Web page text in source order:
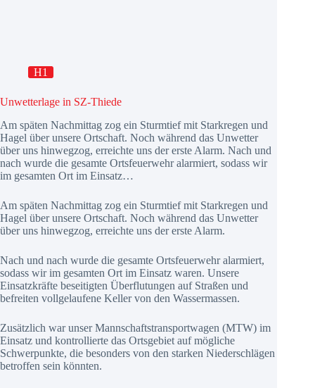
H1
Unwetterlage in SZ-Thiede
Am späten Nachmittag zog ein Sturmtief mit Starkregen und
Hagel über unsere Ortschaft. Noch während das Unwetter
über uns hinwegzog, erreichte uns der erste Alarm. Nach und
nach wurde die gesamte Ortsfeuerwehr alarmiert, sodass wir
im gesamten Ort im Einsatz…
Am späten Nachmittag zog ein Sturmtief mit Starkregen und
Hagel über unsere Ortschaft. Noch während das Unwetter
über uns hinwegzog, erreichte uns der erste Alarm.
Nach und nach wurde die gesamte Ortsfeuerwehr alarmiert,
sodass wir im gesamten Ort im Einsatz waren. Unsere
Einsatzkräfte beseitigten Überflutungen auf Straßen und
befreiten vollgelaufene Keller von den Wassermassen.
Zusätzlich war unser Mannschaftstransportwagen (MTW) im
Einsatz und kontrollierte das Ortsgebiet auf mögliche
Schwerpunkte, die besonders von den starken Niederschlägen
betroffen sein könnten.